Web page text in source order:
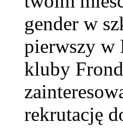
gender w
pierwszy w
kluby
rekrutację